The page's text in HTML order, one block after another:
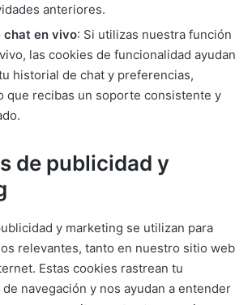
anteriores.
chat en vivo: Si utilizas nuestra función
las cookies de funcionalidad ayudan
historial de chat y preferencias,
que recibas un soporte consistente y
de publicidad y
y marketing se utilizan para
relevantes, tanto en nuestro sitio web
Estas cookies rastrean tu
navegación y nos ayudan a entender